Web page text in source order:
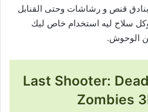
بنادق قنص و رشاشات وحتى القنابل
سلاح ليه استخدام خاص ليك
الوحوش.
روابط لعبة Last Shooter: Dead
Zombies